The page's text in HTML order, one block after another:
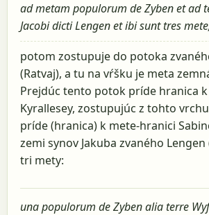
ad metam populorum de Zyben et ad
Jacobi dicti Lengen et ibi sunt tres
potom zostupuje do potoka
(Ratvaj), a tu na vŕšku je meta
Prejdúc tento potok príde hranica
Kyrallesey, zostupujúc z tohto
príde (hranica) k mete-hranici
zemi synov Jakuba zvaného
tri mety:
una populorum de Zyben alia terre